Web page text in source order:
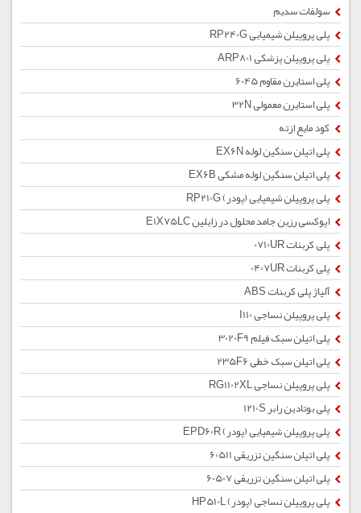
سولفات سدیم
پلی پروپیلن شیمیایی RP240G
پلی پروپیلن پزشکی ARP801
پلی استایرن مقاوم 6045
پلی استایرن معمولی 32N
کود مایع ازته
پلی اتیلن سنگین لوله EX6N
پلی اتیلن سنگین لوله مشکی EX6B
پلی پروپیلن شیمیایی (پودر) RP210G
اپوکسی رزین جامد محلول در زایلین E1X75LC
پلی کربنات 0710UR
پلی کربنات 0407UR
آلیاژ پلی کربنات ABS
پلی پروپیلن نساجی I110
پلی اتیلن سبک فیلم 3020F9
پلی اتیلن سبک خطی 235F6
پلی پروپیلن نساجی RG1102XL
پلی بوتادین رابر 1210S
پلی پروپیلن شیمیایی (پودر) EPD60R
پلی اتیلن سنگین تزریقی 60511
پلی اتیلن سنگین تزریقی 60507
پلی پروپیلن نساجی (پودر) HP510L